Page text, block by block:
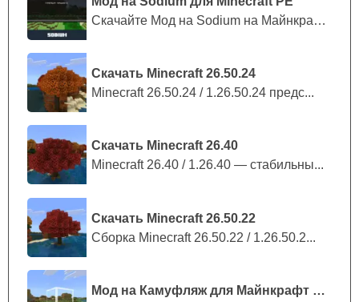
Скачайте Мод на Sodium на Майнкрафт П...
Скачать Minecraft 26.50.24
Minecraft 26.50.24 / 1.26.50.24 предс...
Скачать Minecraft 26.40
Minecraft 26.40 / 1.26.40 — стабильны...
Скачать Minecraft 26.50.22
Сборка Minecraft 26.50.22 / 1.26.50.2...
Мод на Камуфляж для Майнкрафт ПЕ
призраки, вендиго, королева чужих и даже сам сатана.
Чтоб хоть как то справятся со всей этой нечестью в игре
появляетсяновое оружие и новая броня
особый верстак для крафта нового вооружения, а также
различная интересная экипировка, например робот-
костюм.